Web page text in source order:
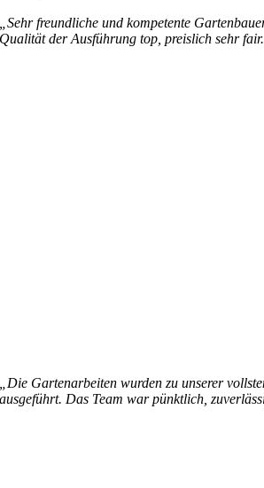
„Sehr freundliche und kompetente
Qualität der Ausführung top, preislich sehr fair.
„Die Gartenarbeiten wurden zu unserer
ausgeführt. Das Team war pünktlich,